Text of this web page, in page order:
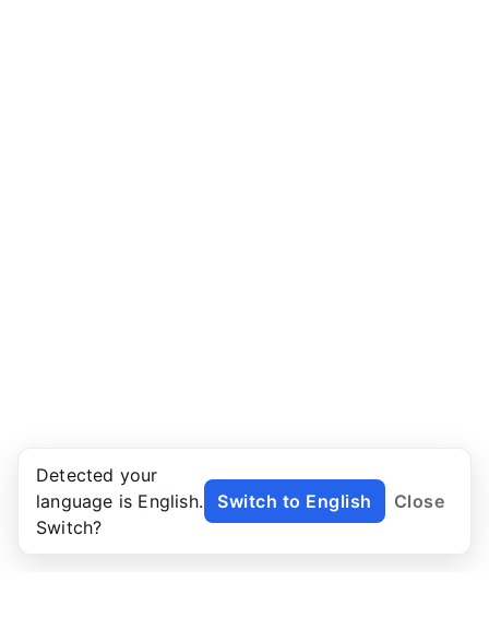
Detected your
language is English.
Switch?
Switch to English Close